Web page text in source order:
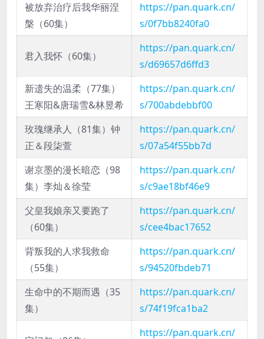
被放弃治疗后我华丽涅
槃（60集）
https://pan.quark.cn/
s/0f7bb8240fa0
君入我怀（60集）
https://pan.quark.cn/
s/d69657d6ffd3
新遗失的温柔（77集）
王寒阳&唐瑞雪&林昱希
https://pan.quark.cn/
s/700abdebbf00
玫瑰继承人（81集）钟
正＆段柒萱
https://pan.quark.cn/
s/07a54f55bb7d
谢京墨的漫长暗恋（98
集）李灿＆徐莹
https://pan.quark.cn/
s/c9ae18bf46e9
父皇我娘亲又要跑了
（60集）
https://pan.quark.cn/
s/cee4bac17652
背叛我的人求我救命
（55集）
https://pan.quark.cn/
s/94520fbdeb71
生命中的不期而遇（35
集）
https://pan.quark.cn/
s/74f19fca1ba2
https://pan.quark.cn/